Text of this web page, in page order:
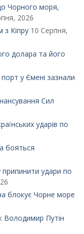
Чорного моря,
2026
з Кіпру 10 Серпня,
долара та його
порт у Ємені зазнали
Сил
ударів по
бояться
удари по
блокує Чорне море
Володимир Путін